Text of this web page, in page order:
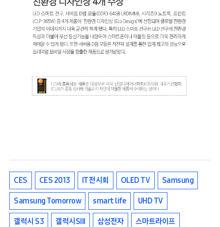
CES CES 2013 IT 전시회 OLED TV Samsung
Samsung Tomorrow smart life UHD TV
갤럭시 S3 갤럭시SIII 삼성전자 스마트라이프